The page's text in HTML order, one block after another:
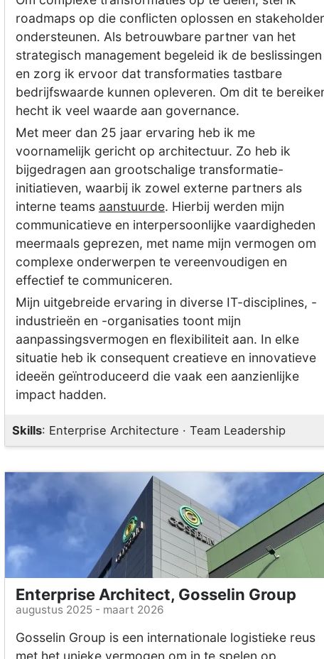
roadmaps op die conflicten oplossen en
ondersteunen. Als betrouwbare partner van het
strategisch management begeleid ik de beslissingen
en zorg ik ervoor dat transformaties tastbare
bedrijfswaarde kunnen opleveren. Om dit te
hecht ik veel waarde aan governance.
Met meer dan 25 jaar ervaring heb ik me
voornamelijk gericht op architectuur. Zo heb ik
bijgedragen aan grootschalige transformatie-
initiatieven, waarbij ik zowel externe partners als
interne teams aanstuurde. Hierbij werden mijn
communicatieve en interpersoonlijke vaardigheden
meermaals geprezen, met name mijn vermogen om
complexe onderwerpen te vereenvoudigen en
effectief te communiceren.
Mijn uitgebreide ervaring in diverse IT-disciplines, -
industrieën en -organisaties toont mijn
aanpassingsvermogen en flexibiliteit aan. In elke
situatie heb ik consequent creatieve en innovatieve
ideeën geïntroduceerd die vaak een aanzienlijke
impact hadden.
Skills: Enterprise Architecture · Team Leadership
Enterprise Architect, Gosselin Group
augustus 2025 - maart 2026
Gosselin Group is een internationale logistieke reus